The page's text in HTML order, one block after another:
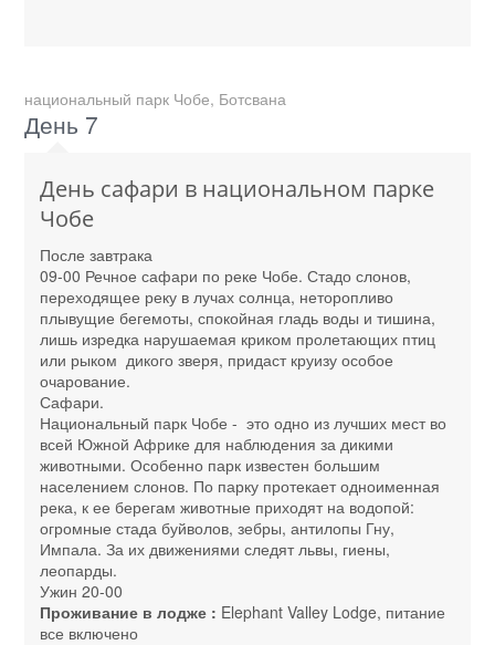
национальный парк Чобе, Ботсвана
День 7
День сафари в национальном парке
Чобе
После завтрака
09-00 Речное сафари по реке Чобе. Стадо слонов,
переходящее реку в лучах солнца, неторопливо
плывущие бегемоты, спокойная гладь воды и тишина,
лишь изредка нарушаемая криком пролетающих птиц
или рыком дикого зверя, придаст круизу особое
очарование.
Сафари.
Национальный парк Чобе - это одно из лучших мест во
всей Южной Африке для наблюдения за дикими
животными. Особенно парк известен большим
населением слонов. По парку протекает одноименная
река, к ее берегам животные приходят на водопой:
огромные стада буйволов, зебры, антилопы Гну,
Импала. За их движениями следят львы, гиены,
леопарды.
Ужин 20-00
Проживание в лодже : Elephant Valley Lodge, питание
все включено